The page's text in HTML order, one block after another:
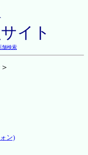
イト
舗検索
ン)